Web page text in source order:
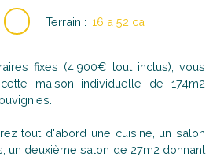
Terrain : 16 a 52 ca
fixes (4.900€ tout inclus), vous
maison individuelle de 174m2
tout d'abord une cuisine, un salon
un deuxième salon de 27m2 donnant